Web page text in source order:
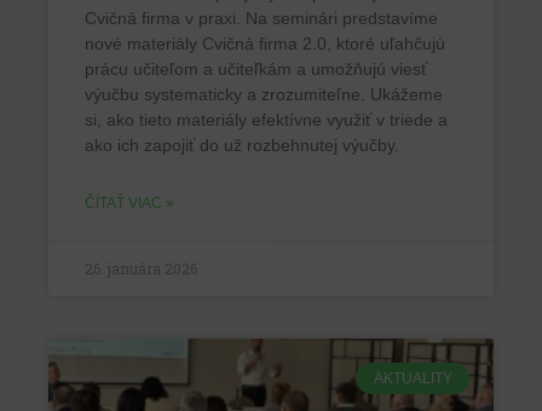
Cvičná firma v praxi. Na seminári predstavíme
nové materiály Cvičná firma 2.0, ktoré uľahčujú
prácu učiteľom a učiteľkám a umožňujú viesť
výučbu systematicky a zrozumiteľne. Ukážeme
si, ako tieto materiály efektívne využiť v triede a
ako ich zapojiť do už rozbehnutej výučby.
ČÍTAŤ VIAC »
26. januára 2026
AKTUALITY